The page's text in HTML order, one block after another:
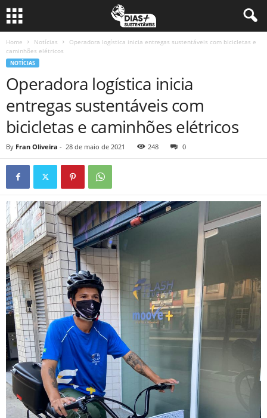
Home Notícias
Operadora logística inicia entregas sustentáveis com bicicletas e
caminhões elétricos
NOTÍCIAS
Operadora logística inicia
entregas sustentáveis com
bicicletas e caminhões elétricos
By Fran Oliveira - 28 de maio de 2021 248 0